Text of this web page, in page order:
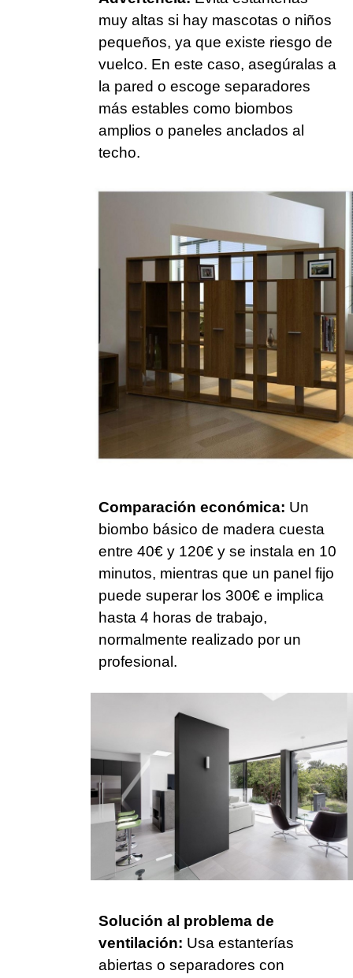
muy altas si hay mascotas o niños
pequeños, ya que existe riesgo de
vuelco. En este caso, asegúralas a
la pared o escoge separadores
más estables como biombos
amplios o paneles anclados al
techo.
Comparación económica: Un
biombo básico de madera cuesta
entre 40€ y 120€ y se instala en 10
minutos, mientras que un panel fijo
puede superar los 300€ e implica
hasta 4 horas de trabajo,
normalmente realizado por un
profesional.
Solución al problema de
ventilación: Usa estanterías
abiertas o separadores con